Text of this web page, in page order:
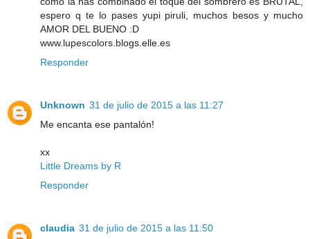
espero q te lo pases yupi piruli, muchos besos y mucho
AMOR DEL BUENO :D
www.lupescolors.blogs.elle.es
Responder
Unknown 31 de julio de 2015 a las 11:27
Me encanta ese pantalón!
xx
Little Dreams by R
Responder
claudia 31 de julio de 2015 a las 11:50